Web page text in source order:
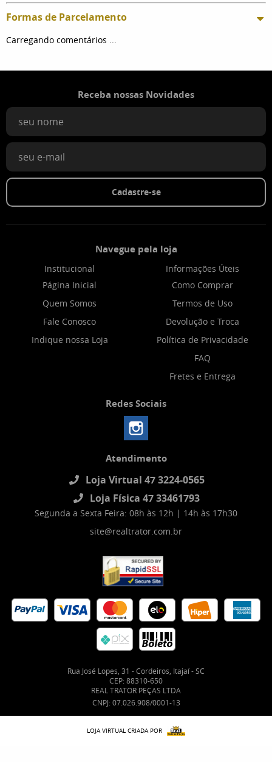
Formas de Parcelamento
Carregando comentários ...
Receba nossas Novidades
Cadastre-se
Navegue pela loja
Institucional
Página Inicial
Quem Somos
Fale Conosco
Indique nossa Loja
Informações Úteis
Como Comprar
Termos de Uso
Devolução e Troca
Política de Privacidade
FAQ
Fretes e Entrega
Redes Sociais
Atendimento
Loja Virtual 47 3224-0565
Loja Física 47 33461793
Segunda a Sexta Feira: 08h às 12h | 14h às 17h30
site@realtrator.com.br
Rua José Lopes, 31 -Cordeiros, Itajaí-SC
CEP: 88310-650
REAL TRATOR PEÇAS LTDA
CNPJ: 07.026.908/0001-13
LOJA VIRTUAL CRIADA POR